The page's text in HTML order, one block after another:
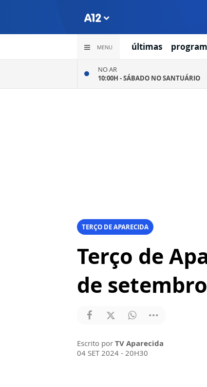
MENU últimas
NO AR
10:00H -SÁBADO NO SANTUÁRIO
TERÇO DE APARECIDA
Terço de
de
Escrito por TV Aparecida
04 SET 2024 - 20H30